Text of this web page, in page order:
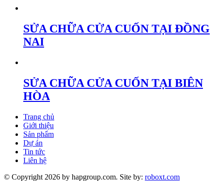
SỬA CHỮA CỬA CUỐN TẠI ĐỒNG
NAI
SỬA CHỮA CỬA CUỐN TẠI BIÊN
HÒA
Trang chủ
Giới thiệu
Sản phẩm
Dự án
Tin tức
Liên hệ
© Copyright 2026 by hapgroup.com. Site by: roboxt.com